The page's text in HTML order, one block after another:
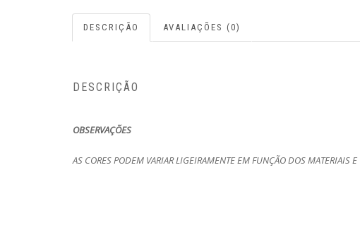
DESCRIÇÃO AVALIAÇÕES (0)
DESCRIÇÃO
OBSERVAÇÕES
AS CORES PODEM VARIAR LIGEIRAMENTE EM FUNÇÃO DOS MATERIAIS